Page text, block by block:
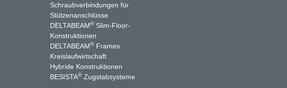
Schraubverbindungen für
Stützenanschlüsse
DELTABEAM® Slim-Floor-
Konstruktionen
DELTABEAM® Frames
Kreislaufwirtschaft
Hybride Konstruktionen
BESISTA® Zugstabsysteme
Kontakt